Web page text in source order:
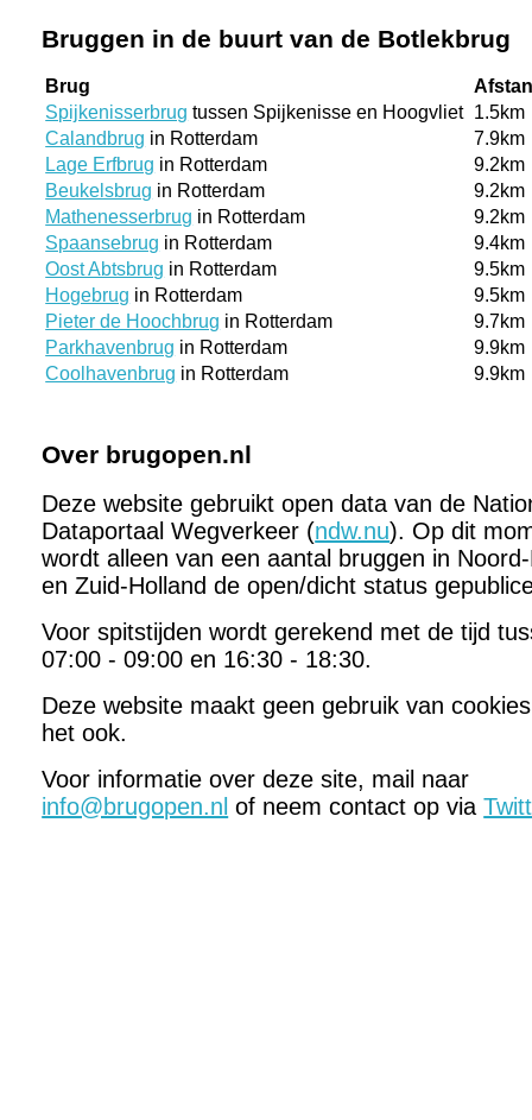
Bruggen in de buurt van de Botlekbrug
Brug
Spijkenisserbrug tussen Spijkenisse en Hoogvliet 1.5km
Calandbrug in Rotterdam
7.9km
Lage Erfbrug in Rotterdam
9.2km
Beukelsbrug in Rotterdam
9.2km
Mathenesserbrug in Rotterdam
9.2km
Spaansebrug in Rotterdam
9.4km
Oost Abtsbrug in Rotterdam
9.5km
Hogebrug in Rotterdam
9.5km
Pieter de Hoochbrug in Rotterdam
9.7km
Parkhavenbrug in Rotterdam
9.9km
Coolhavenbrug in Rotterdam 9.9km
Over brugopen.nl
Deze website gebruikt open data van de
Dataportaal Wegverkeer (ndw.nu). Op dit
wordt alleen van een aantal bruggen in
en Zuid-Holland de open/dicht status
Voor spitstijden wordt gerekend met de tijd
07:00 - 09:00 en 16:30 - 18:30.
Deze website maakt geen gebruik van
het ook.
Voor informatie over deze site, mail naar
info@brugopen.nl of neem contact op via